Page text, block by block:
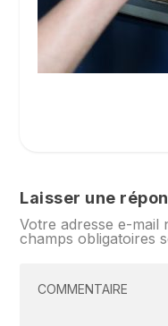
Laisser une
Votre adresse e-mail
champs obligatoires